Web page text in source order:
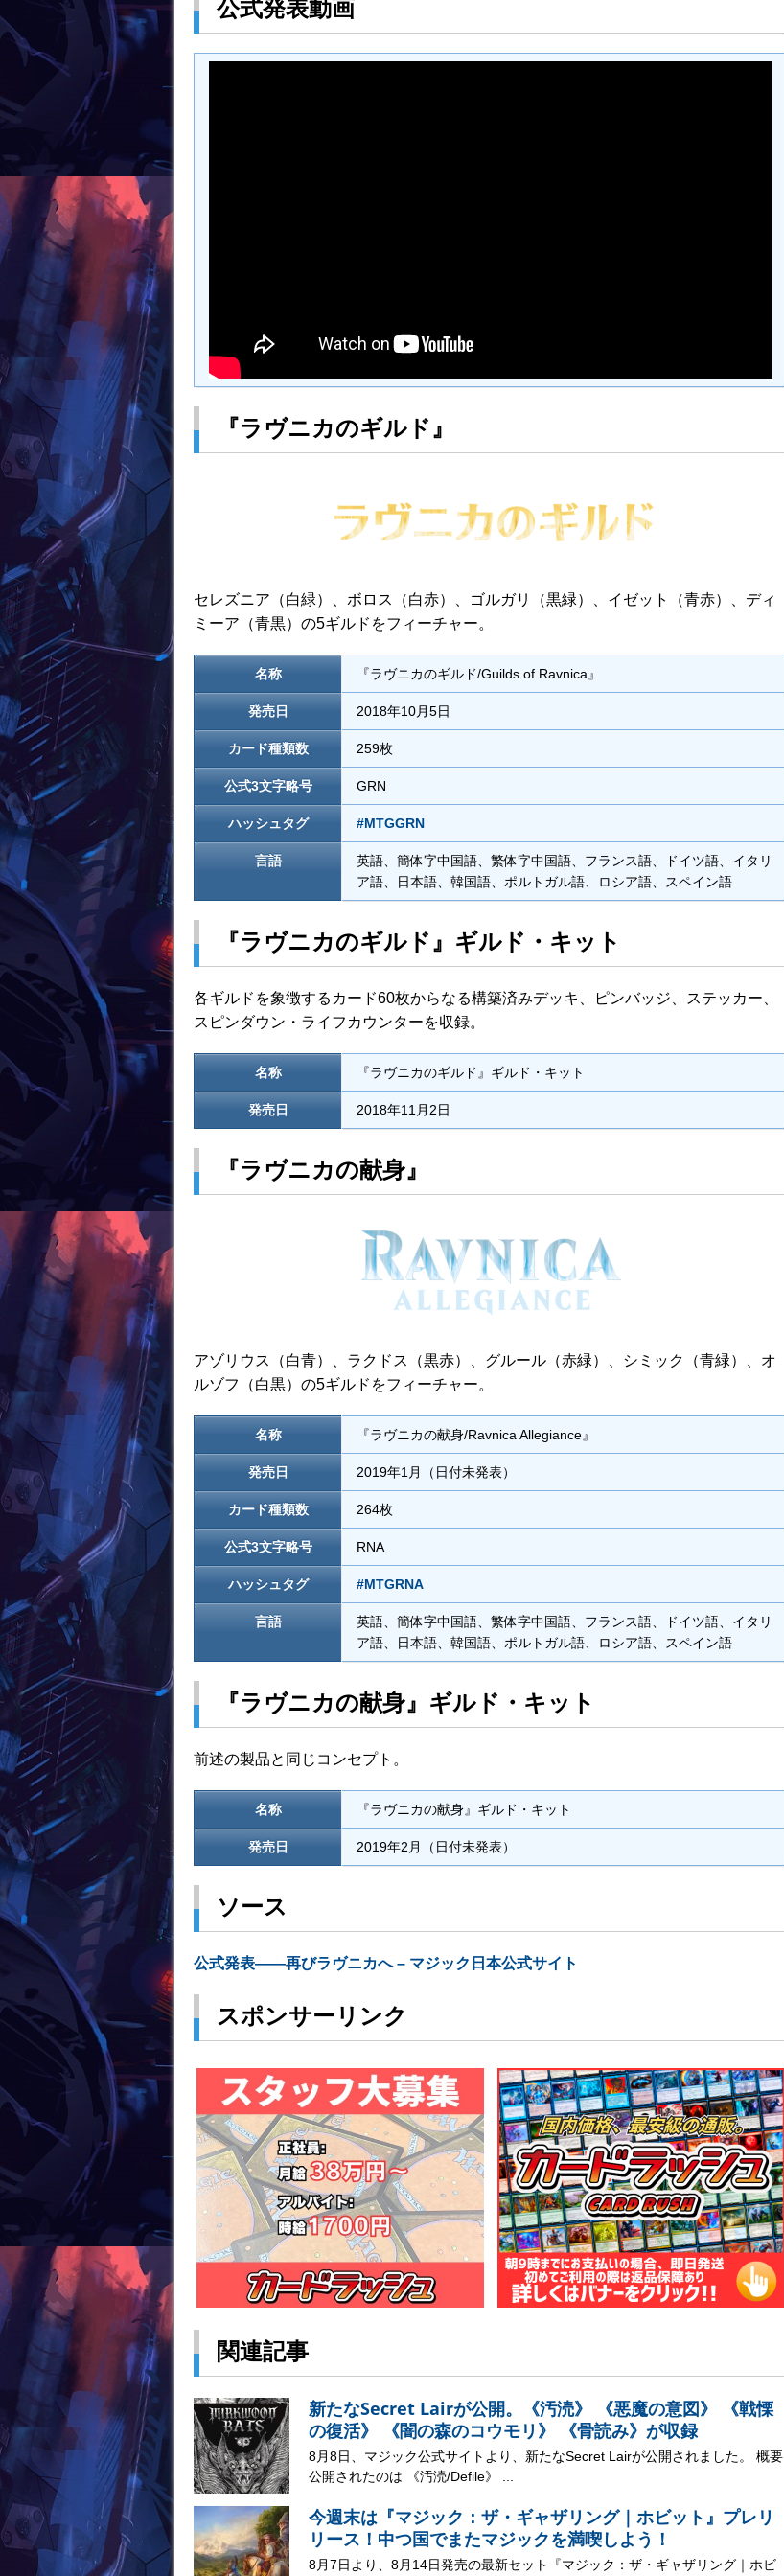
k
公式発表動画
『ラヴニカのギルド』
セレズニア（白緑）、ボロス（白赤）、ゴルガリ（黒緑）、イゼット（青赤）、ディ
ミーア（青黒）の5ギルドをフィーチャー。
名称 『ラヴニカのギルド/Guilds of Ravnica』
発売日 2018年10月5日
カード種類数 259枚
公式3文字略号 GRN
ハッシュタグ #MTGGRN
言語
英語、簡体字中国語、繁体字中国語、フランス語、ドイツ語、イタリ
ア語、日本語、韓国語、ポルトガル語、ロシア語、スペイン語
『ラヴニカのギルド』ギルド・キット
各ギルドを象徴するカード60枚からなる構築済みデッキ、ピンバッジ、ステッカー、
スピンダウン・ライフカウンターを収録。
名称 『ラヴニカのギルド』ギルド・キット
発売日 2018年11月2日
『ラヴニカの献身』
アゾリウス（白青）、ラクドス（黒赤）、グルール（赤緑）、シミック（青緑）、オ
ルゾフ（白黒）の5ギルドをフィーチャー。
名称 『ラヴニカの献身/Ravnica Allegiance』
発売日 2019年1月（日付未発表）
カード種類数 264枚
公式3文字略号 RNA
ハッシュタグ #MTGRNA
言語
英語、簡体字中国語、繁体字中国語、フランス語、ドイツ語、イタリ
ア語、日本語、韓国語、ポルトガル語、ロシア語、スペイン語
『ラヴニカの献身』ギルド・キット
前述の製品と同じコンセプト。
名称 『ラヴニカの献身』ギルド・キット
発売日 2019年2月（日付未発表）
ソース
公式発表――再びラヴニカへ – マジック日本公式サイト
スポンサーリンク
関連記事
新たなSecret Lairが公開。《汚涜》 《悪魔の意図》 《戦慄
の復活》 《闇の森のコウモリ》 《骨読み》が収録
8月8日、マジック公式サイトより、新たなSecret Lairが公開されました。 概要
公開されたのは 《汚涜/Defile》 ...
今週末は『マジック：ザ・ギャザリング｜ホビット』プレリ
リース！中つ国でまたマジックを満喫しよう！
8月7日より、8月14日発売の最新セット『マジック：ザ・ギャザリング｜ホビ